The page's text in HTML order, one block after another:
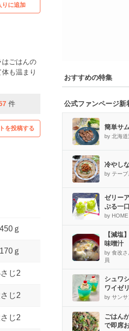
りに追加
はごはんの
も温まり
件
を投稿する
450ｇ
170ｇ
じ2
じ2
じ2
おすすめの特集
公式ファンページ新
簡単サ
by 北海道
冷やし
by テーブ
ゼリー
ぷる一
by
【減塩
味噌汁
by 食改
員
シュワ
ワイゼ
by サン
ごはん
で即席